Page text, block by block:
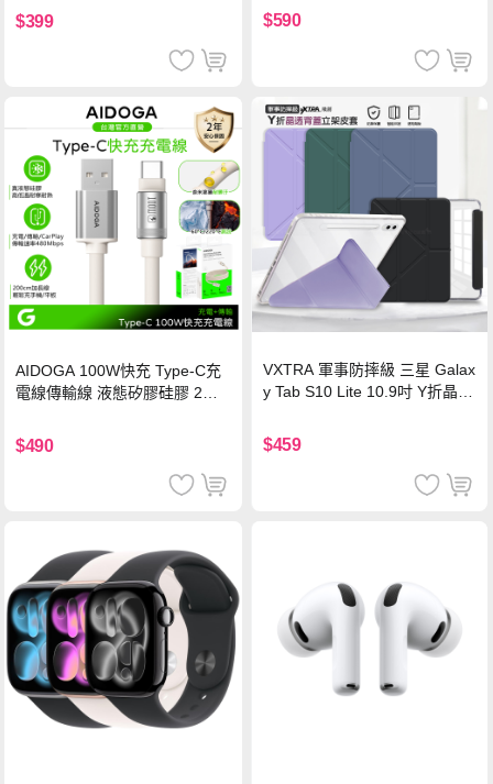
$399 $590
AIDOGA 100W快充 Type-C充
電線傳輸線 液態矽膠硅膠 2M
$490
VXTRA 軍事防摔級 三星 Galax
y Tab S10 Lite 10.9吋 Y折晶透
$459